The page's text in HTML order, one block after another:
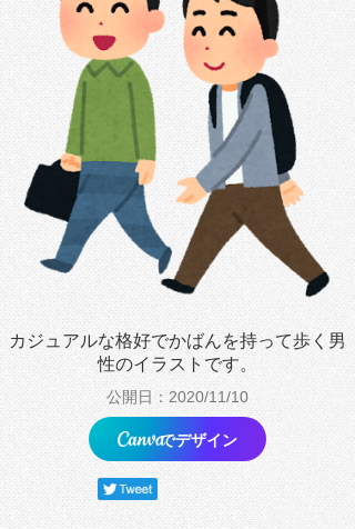
カジュアルな格好でかばんを持って歩く男
性のイラストです。
公開日：2020/11/10
でデザイン